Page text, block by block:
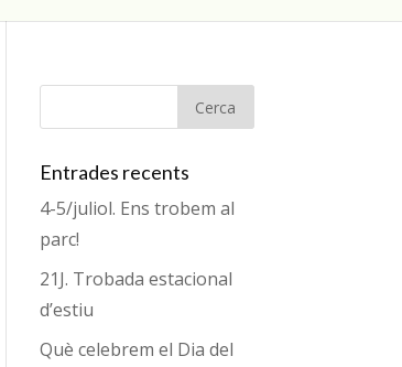
Entrades recents
4-5/juliol. Ens trobem al
parc!
21J. Trobada estacional
d’estiu
Què celebrem el Dia del